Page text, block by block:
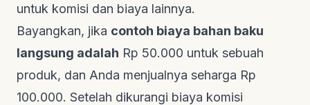
untuk komisi dan biaya lainnya.
Bayangkan, jika contoh biaya bahan baku
langsung adalah Rp 50.000 untuk sebuah
produk, dan Anda menjualnya seharga Rp
100.000. Setelah dikurangi biaya komisi